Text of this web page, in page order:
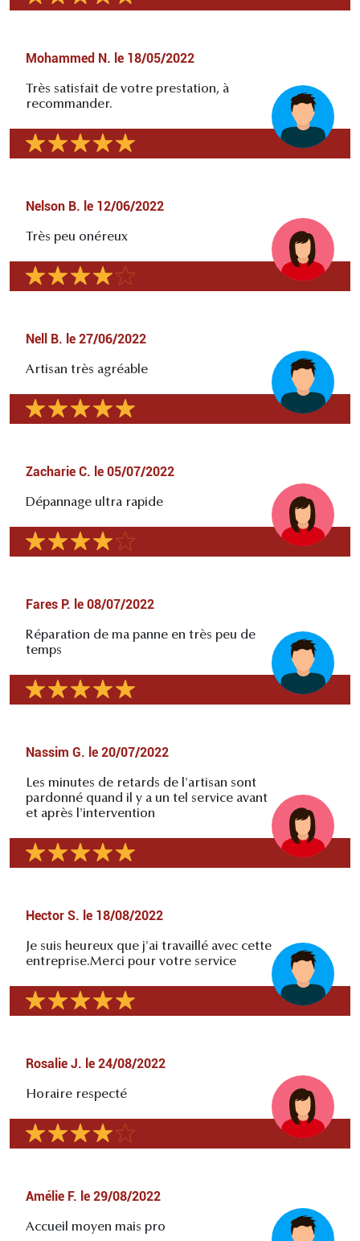
Mohammed N. le 18/05/2022
Très satisfait de votre prestation, à
recommander.
Nelson B. le 12/06/2022
Très peu onéreux
Nell B. le 27/06/2022
Artisan très agréable
Zacharie C. le 05/07/2022
Dépannage ultra rapide
Fares P. le 08/07/2022
Réparation de ma panne en très peu de
temps
Nassim G. le 20/07/2022
Les minutes de retards de l'artisan sont
pardonné quand il y a un tel service avant
et après l'intervention
Hector S. le 18/08/2022
Je suis heureux que j'ai travaillé avec cette
entreprise.Merci pour votre service
Rosalie J. le 24/08/2022
Horaire respecté
Amélie F. le 29/08/2022
Accueil moyen mais pro